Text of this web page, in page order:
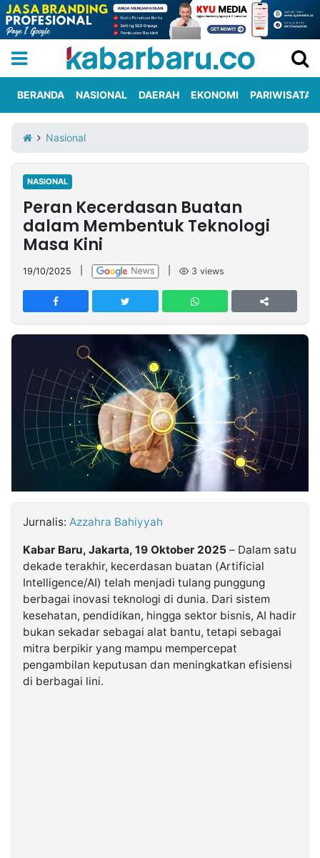
Iklan
Berita
Kami
Nasional
International
Olahraga
Entertainment
Daerah
Pariwisata
Kuliner
Kolom
Network
PT
TREETAN
INDONESIA
Partner
NTB
Time
IDN
Jogja
Rakyat
News
Notice
Dinamikapost.com
Baru
Seedbacklink
Kabarbaru.co
BERANDA NASIONAL DAERAH EKONOMI PARIWISATA
Nasional
NASIONAL
Peran Kecerdasan Buatan
dalam Membentuk Teknologi
Masa Kini
19/10/2025 3 views
Jurnalis: Azzahra Bahiyyah
Kabar Baru, Jakarta, 19 Oktober 2025 – Dalam satu
dekade terakhir, kecerdasan buatan (Artificial
Intelligence/AI) telah menjadi tulang punggung
berbagai inovasi teknologi di dunia. Dari sistem
kesehatan, pendidikan, hingga sektor bisnis, AI hadir
bukan sekadar sebagai alat bantu, tetapi sebagai
mitra berpikir yang mampu mempercepat
pengambilan keputusan dan meningkatkan efisiensi
di berbagai lini.